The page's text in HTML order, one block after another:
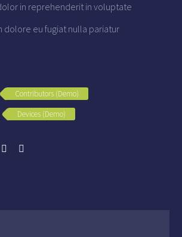
in reprehenderit in voluptate
dolore eu fugiat nulla pariatur
Contributors (Demo)
Devices (Demo)